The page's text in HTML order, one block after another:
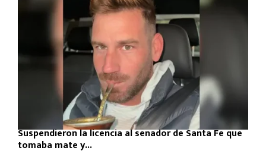
Suspendieron la licencia al senador de Santa Fe que
tomaba mate y...